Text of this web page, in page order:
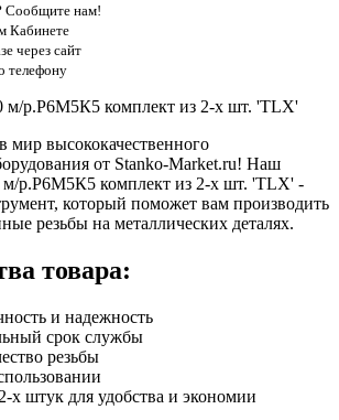
Сообщите нам!
Кабинете
через сайт
телефону
м/р.Р6М5К5 комплект из 2-х шт. 'TLX'
мир высококачественного
от Stanko-Market.ru! Наш
р.Р6М5К5 комплект из 2-х шт. 'TLX' -
который поможет вам производить
резьбы на металлических деталях.
товара:
и надежность
срок службы
резьбы
х штук для удобства и экономии